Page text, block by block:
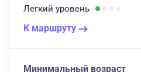
Легкий уровень
К маршруту
Минимальный возраст